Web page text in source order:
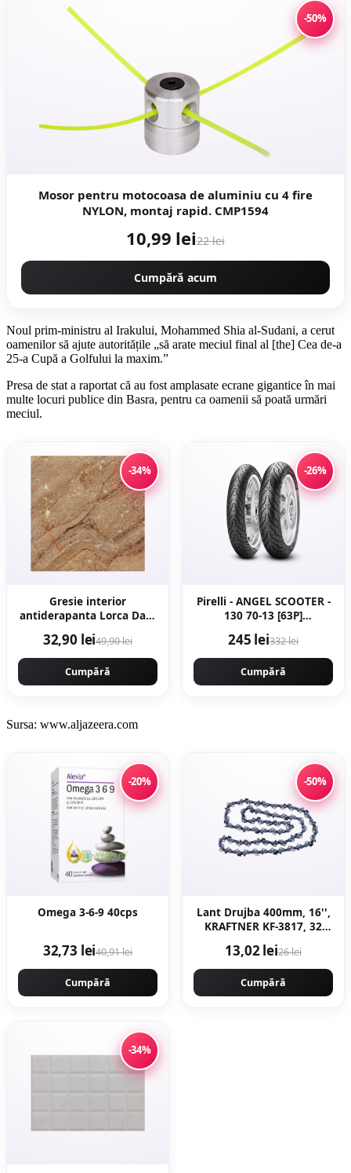
-50%
Mosor pentru motocoasa de aluminiu cu 4 fire
NYLON, montaj rapid. CMP1594
10,99 lei22 lei
Cumpără acum
Noul prim-ministru al Irakului, Mohammed Shia al-Sudani, a cerut
oamenilor să ajute autoritățile „să arate meciul final al [the] Cea de-a
25-a Cupă a Golfului la maxim.”
Presa de stat a raportat că au fost amplasate ecrane gigantice în mai
multe locuri publice din Basra, pentru ca oamenii să poată urmări
meciul.
-34%
Gresie interior
antiderapanta Lorca Dark
tip marmura
32,90 lei49,90 lei
Cumpără
-26%
Pirelli - ANGEL SCOOTER -
130 70-13 [63P]
Inaltime 70 Janta 13 -
Copie
245 lei332 lei
Cumpără
Sursa: www.aljazeera.com
-20%
Omega 3-6-9 40cps
32,73 lei40,91 lei
Cumpără
-50%
Lant Drujba 400mm, 16'',
KRAFTNER KF-3817, 32
0.325 motofierastrau
13,02 lei26 lei
Cumpără
-34%